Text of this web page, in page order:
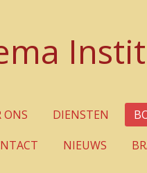
ONS DIENSTEN
NIEUWS